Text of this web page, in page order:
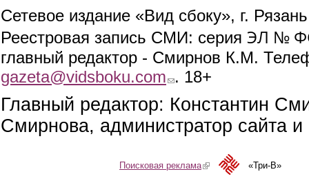
Сетевое издание «Вид сбоку», г.
Реестровая запись СМИ: серия ЭЛ №
главный редактор - Смирнов К.М.
gazeta@vidsboku.com (link sends e-mail)
. 18+
Главный редактор: Константин
Смирнова, администратор сайта
Поисковая реклама(link is external)«Три-В»